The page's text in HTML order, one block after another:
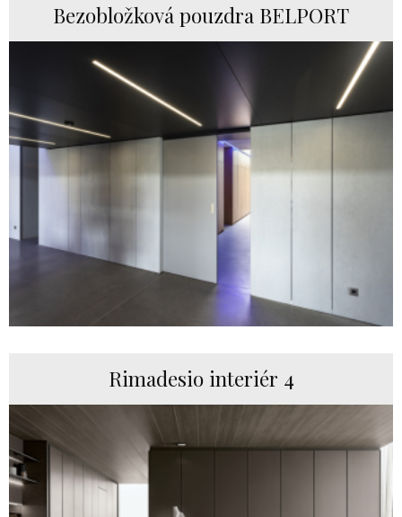
Bezobložková pouzdra BELPORT
Rimadesio interiér 4